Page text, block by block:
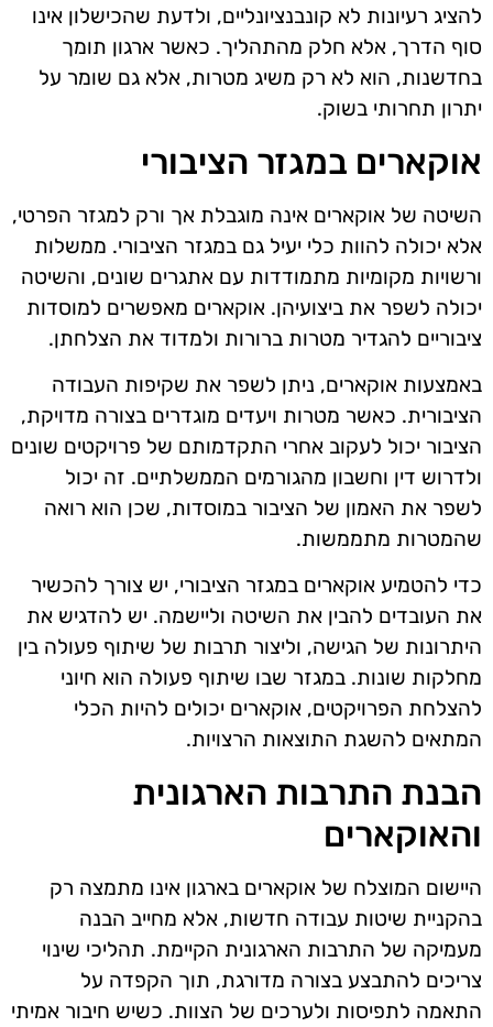
להציג רעיונות לא קונבנציונליים, ולדעת שהכישלון אינו
סוף הדרך, אלא חלק מהתהליך. כאשר ארגון תומך
בחדשנות, הוא לא רק משיג מטרות, אלא גם שומר על
יתרון תחרותי בשוק.
אוקארים במגזר הציבורי
השיטה של אוקארים אינה מוגבלת אך ורק למגזר הפרטי,
אלא יכולה להוות כלי יעיל גם במגזר הציבורי. ממשלות
ורשויות מקומיות מתמודדות עם אתגרים שונים, והשיטה
יכולה לשפר את ביצועיהן. אוקארים מאפשרים למוסדות
ציבוריים להגדיר מטרות ברורות ולמדוד את הצלחתן.
באמצעות אוקארים, ניתן לשפר את שקיפות העבודה
הציבורית. כאשר מטרות ויעדים מוגדרים בצורה מדויקת,
הציבור יכול לעקוב אחרי התקדמותם של פרויקטים שונים
ולדרוש דין וחשבון מהגורמים הממשלתיים. זה יכול
לשפר את האמון של הציבור במוסדות, שכן הוא רואה
שהמטרות מתממשות.
כדי להטמיע אוקארים במגזר הציבורי, יש צורך להכשיר
את העובדים להבין את השיטה וליישמה. יש להדגיש את
היתרונות של הגישה, וליצור תרבות של שיתוף פעולה בין
מחלקות שונות. במגזר שבו שיתוף פעולה הוא חיוני
להצלחת הפרויקטים, אוקארים יכולים להיות הכלי
המתאים להשגת התוצאות הרצויות.
הבנת התרבות הארגונית
והאוקארים
היישום המוצלח של אוקארים בארגון אינו מתמצה רק
בהקניית שיטות עבודה חדשות, אלא מחייב הבנה
מעמיקה של התרבות הארגונית הקיימת. תהליכי שינוי
צריכים להתבצע בצורה מדורגת, תוך הקפדה על
התאמה לתפיסות ולערכים של הצוות. כשיש חיבור אמיתי